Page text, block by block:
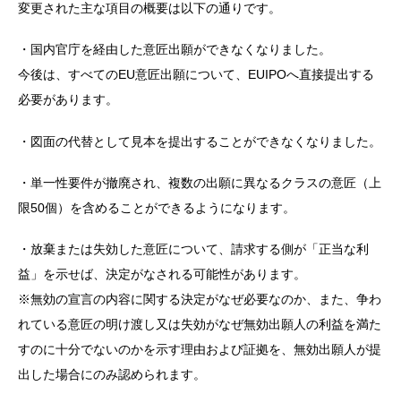
変更された主な項目の概要は以下の通りです。
・国内官庁を経由した意匠出願ができなくなりました。
今後は、すべてのEU意匠出願について、EUIPOへ直接提出する
必要があります。
・図面の代替として見本を提出することができなくなりました。
・単一性要件が撤廃され、複数の出願に異なるクラスの意匠（上
限50個）を含めることができるようになります。
・放棄または失効した意匠について、請求する側が「正当な利
益」を示せば、決定がなされる可能性があります。
※無効の宣言の内容に関する決定がなぜ必要なのか、また、争わ
れている意匠の明け渡し又は失効がなぜ無効出願人の利益を満た
すのに十分でないのかを示す理由および証拠を、無効出願人が提
出した場合にのみ認められます。